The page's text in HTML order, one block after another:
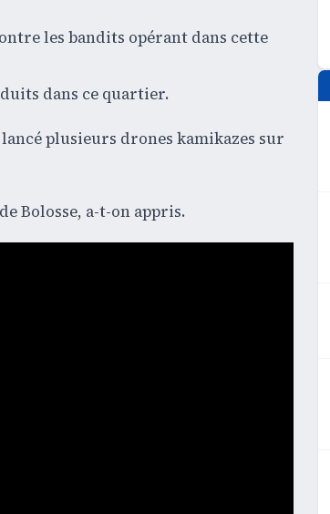
les bandits opérant dans cette
dans ce quartier.
lancé plusieurs drones kamikazes sur
Bolosse, a-t-on appris.